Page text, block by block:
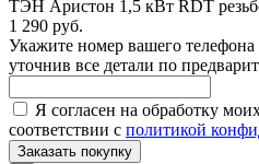
ТЭН Аристон 1,5 кВт RDT
1 290 руб.
Укажите номер вашего
уточнив все детали по
Я согласен на обработку
соответствии с политикой
Заказать покупку